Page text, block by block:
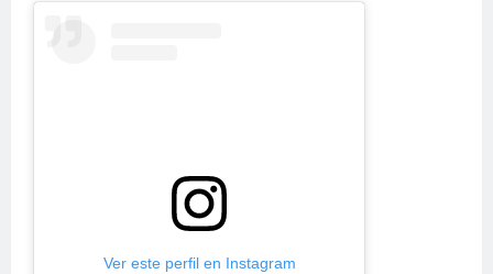
Ver este perfil en Instagram